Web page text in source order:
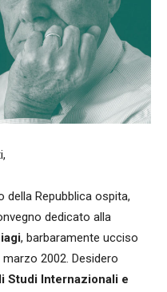
della Repubblica ospita,
dedicato alla
, barbaramente ucciso
2002. Desidero
Studi Internazionali e